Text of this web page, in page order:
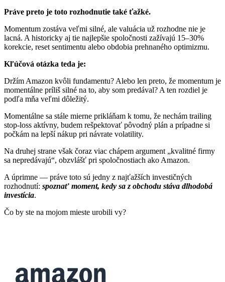
Práve preto je toto rozhodnutie také ťažké.
Momentum zostáva veľmi silné, ale valuácia už rozhodne nie je
lacná. A historicky aj tie najlepšie spoločnosti zažívajú 15–30%
korekcie, reset sentimentu alebo obdobia prehnaného optimizmu.
Kľúčová otázka teda je:
Držím Amazon kvôli fundamentu? Alebo len preto, že momentum je
momentálne príliš silné na to, aby som predával? A ten rozdiel je
podľa mňa veľmi dôležitý.
Momentálne sa stále mierne prikláňam k tomu, že nechám trailing
stop-loss aktívny, budem rešpektovať pôvodný plán a prípadne si
počkám na lepší nákup pri návrate volatility.
Na druhej strane však čoraz viac chápem argument „kvalitné firmy
sa nepredávajú“, obzvlášť pri spoločnostiach ako Amazon.
A úprimne — práve toto sú jedny z najťažších investičných
rozhodnutí: spoznať moment, kedy sa z obchodu stáva dlhodobá
investícia.
Čo by ste na mojom mieste urobili vy?